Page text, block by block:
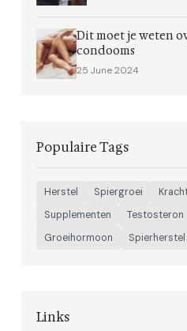
Dit moet je weten
condooms
25 June 2024
Populaire Tags
Herstel Spiergroei
Supplementen
Testosteron
Groeihormoon
Spierherstel
Links